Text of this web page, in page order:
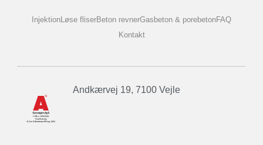
InjektionLøse fliserBeton revnerGasbeton & porebetonFAQ
Kontakt
Andkærvej 19, 7100 Vejle